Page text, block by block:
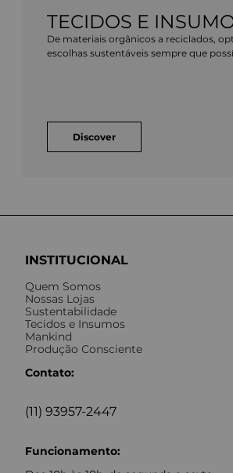
TECIDOS E
De materiais orgânicos a reciclados,
escolhas sustentáveis sempre que
Discover
INSTITUCIONAL
Quem Somos
Nossas Lojas
Sustentabilidade
Tecidos e Insumos
Mankind
Produção Consciente
Contato:
(11) 93957-2447
Funcionamento: